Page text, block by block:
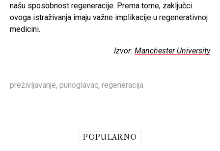
našu sposobnost regeneracije. Prema tome, zaključci
ovoga istraživanja imaju važne implikacije u regenerativnoj
medicini.
Izvor: Manchester University
preživljavanje, punoglavac, regeneracija
POPULARNO